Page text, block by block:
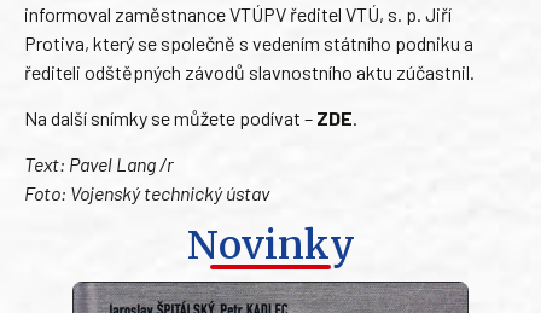
informoval zaměstnance VTÚPV ředitel VTÚ, s. p. Jiří
Protiva, který se společně s vedením státního podniku a
řediteli odštěpných závodů slavnostního aktu zúčastnil.
Na další snímky se můžete podívat – ZDE.
Text: Pavel Lang /r
Foto: Vojenský technický ústav
Novinky